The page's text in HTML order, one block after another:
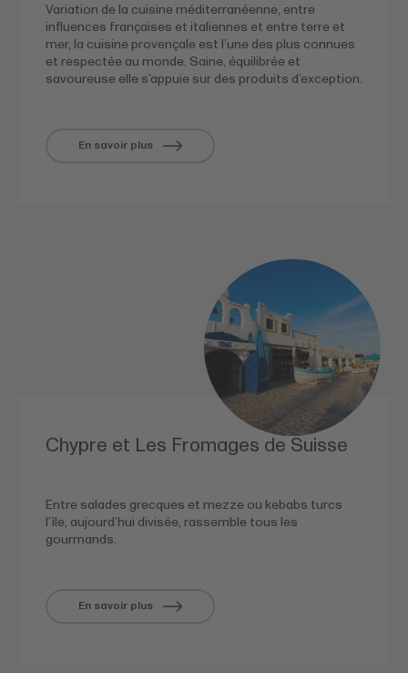
Variation de la cuisine méditerranéenne, entre
influences françaises et italiennes et entre terre et
mer, la cuisine provençale est l’une des plus connues
et respectée au monde. Saine, équilibrée et
savoureuse elle s’appuie sur des produits d’exception.
En savoir plus
Chypre et Les Fromages de Suisse
Entre salades grecques et mezze ou kebabs turcs
l’île, aujourd’hui divisée, rassemble tous les
gourmands.
En savoir plus